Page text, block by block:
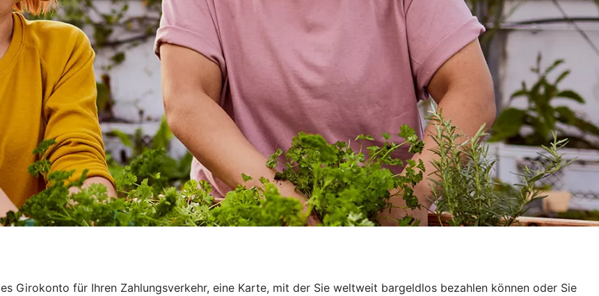
Girokonto für Ihren Zahlungsverkehr, eine Karte, mit der Sie weltweit bargeldlos bezahlen können oder Sie